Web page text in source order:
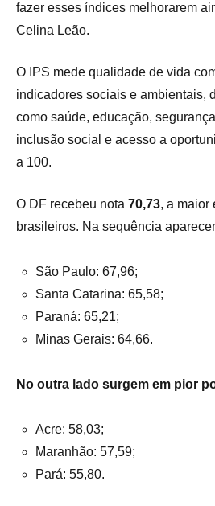
fazer esses índices melhorarem
Celina Leão.
O IPS mede qualidade de vida
indicadores sociais e ambientais,
como saúde, educação,
inclusão social e acesso a
a 100.
O DF recebeu nota 70,73, a maior
brasileiros. Na sequência
São Paulo: 67,96;
Santa Catarina: 65,58;
Paraná: 65,21;
Minas Gerais: 64,66.
No outra lado surgem em pior
Acre: 58,03;
Maranhão: 57,59;
Pará: 55,80.